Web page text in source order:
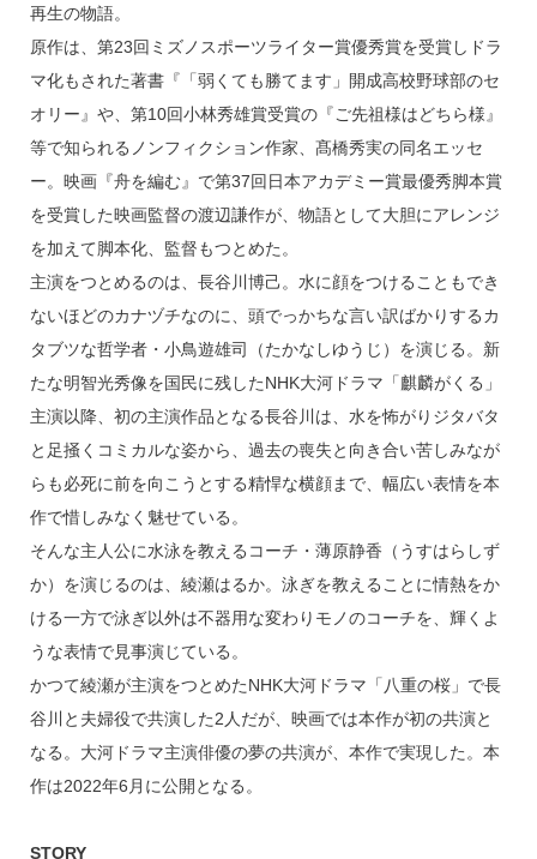
再生の物語。
原作は、第23回ミズノスポーツライター賞優秀賞を受賞しドラ
マ化もされた著書『「弱くても勝てます」開成高校野球部のセ
オリー』や、第10回小林秀雄賞受賞の『ご先祖様はどちら様』
等で知られるノンフィクション作家、髙橋秀実の同名エッセ
ー。映画『舟を編む』で第37回日本アカデミー賞最優秀脚本賞
を受賞した映画監督の渡辺謙作が、物語として大胆にアレンジ
を加えて脚本化、監督もつとめた。
主演をつとめるのは、長谷川博己。水に顔をつけることもでき
ないほどのカナヅチなのに、頭でっかちな言い訳ばかりするカ
タブツな哲学者・小鳥遊雄司（たかなしゆうじ）を演じる。新
たな明智光秀像を国民に残したNHK大河ドラマ「麒麟がくる」
主演以降、初の主演作品となる長谷川は、水を怖がりジタバタ
と足掻くコミカルな姿から、過去の喪失と向き合い苦しみなが
らも必死に前を向こうとする精悍な横顔まで、幅広い表情を本
作で惜しみなく魅せている。
そんな主人公に水泳を教えるコーチ・薄原静香（うすはらしず
か）を演じるのは、綾瀬はるか。泳ぎを教えることに情熱をか
ける一方で泳ぎ以外は不器用な変わりモノのコーチを、輝くよ
うな表情で見事演じている。
かつて綾瀬が主演をつとめたNHK大河ドラマ「八重の桜」で長
谷川と夫婦役で共演した2人だが、映画では本作が初の共演と
なる。大河ドラマ主演俳優の夢の共演が、本作で実現した。本
作は2022年6月に公開となる。
STORY